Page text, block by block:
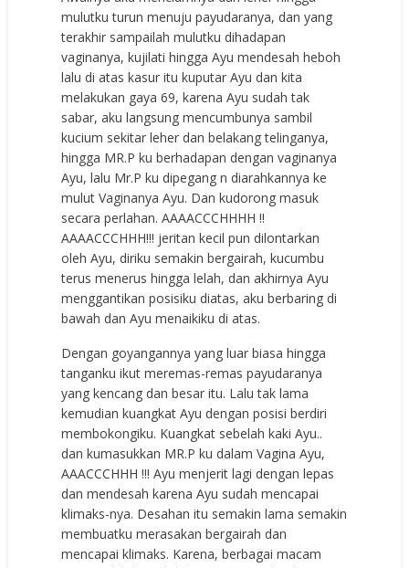
mulutku turun menuju payudaranya, dan yang
terakhir sampailah mulutku dihadapan
vaginanya, kujilati hingga Ayu mendesah heboh
lalu di atas kasur itu kuputar Ayu dan kita
melakukan gaya 69, karena Ayu sudah tak
sabar, aku langsung mencumbunya sambil
kucium sekitar leher dan belakang telinganya,
hingga MR.P ku berhadapan dengan vaginanya
Ayu, lalu Mr.P ku dipegang n diarahkannya ke
mulut Vaginanya Ayu. Dan kudorong masuk
secara perlahan. AAAACCCHHHH !!
AAAACCCHHH!!! jeritan kecil pun dilontarkan
oleh Ayu, diriku semakin bergairah, kucumbu
terus menerus hingga lelah, dan akhirnya Ayu
menggantikan posisiku diatas, aku berbaring di
bawah dan Ayu menaikiku di atas.
Dengan goyangannya yang luar biasa hingga
tanganku ikut meremas-remas payudaranya
yang kencang dan besar itu. Lalu tak lama
kemudian kuangkat Ayu dengan posisi berdiri
membokongiku. Kuangkat sebelah kaki Ayu..
dan kumasukkan MR.P ku dalam Vagina Ayu,
AAACCCHHH !!! Ayu menjerit lagi dengan lepas
dan mendesah karena Ayu sudah mencapai
klimaks-nya. Desahan itu semakin lama semakin
membuatku merasakan bergairah dan
mencapai klimaks. Karena, berbagai macam